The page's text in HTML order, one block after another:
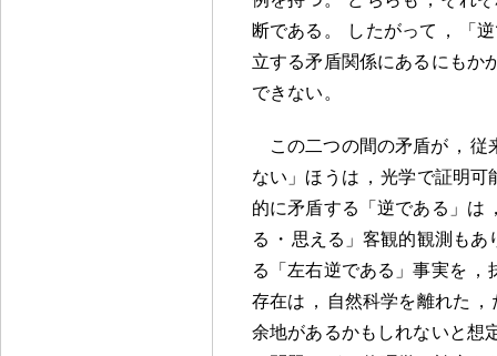
断である 。 したがって ，
「
立する矛盾関係にあるにもか
できない 。
この二つの間の矛盾が ， 従
ない」ほうは ， 光学で証明可
的に矛盾する「逆である」は
る ・ 思える」客観的観測もあ
る「左右逆である」事実を ，
存在は ， 自然科学を離れた ，
余地があるかもしれないと想